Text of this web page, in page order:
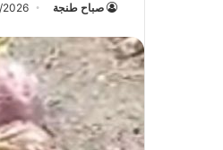
صباح طنجة 2026